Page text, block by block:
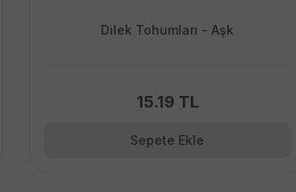
Dilek Tohumları - Aşk
15.19 TL
Sepete Ekle